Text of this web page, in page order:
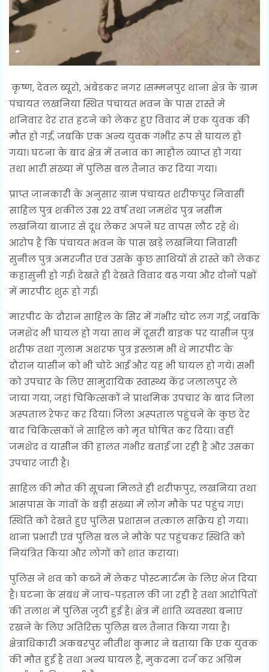
कृष्ण, देवल ब्यूरो, अंबेडकर नगर ।सम्मनपुर थाना क्षेत्र के ग्राम
पंचायत लखनिया स्थित पंचायत भवन के पास रास्ते मे
शनिवार देर रात हटने को लेकर हुए विवाद में एक युवक की
मौत हो गई, जबकि एक अन्य युवक गंभीर रूप से घायल हो
गया। घटना के बाद क्षेत्र में तनाव का माहौल व्याप्त हो गया
तथा भारी संख्या में पुलिस बल तैनात कर दिया गया।
प्राप्त जानकारी के अनुसार ग्राम पंचायत शरीफपुर निवासी
साहिल पुत्र शकील उम्र 22 वर्ष तथा जमशेद पुत्र नसीम
लखनिया बाजार से दूध लेकर अपने घर वापस लौट रहे थे।
आरोप है कि पंचायत भवन के पास खड़े लखनिया निवासी
सुनील पुत्र अमरजीत एवं उसके कुछ साथियों से रास्ते को लेकर
कहासुनी हो गई। देखते ही देखते विवाद बढ़ गया और दोनों पक्षों
में मारपीट शुरू हो गई।
मारपीट के दौरान साहिल के सिर में गंभीर चोट लग गई, जबकि
जमशेद भी घायल हो गया साथ में दूसरी बाइक पर यासीन पुत्र
शरीफ तथा गुलाम अशरफ पुत्र इस्लाम भी थे मारपीट के
दौरान यासीन को भी चोटे आई और यह भी घायल हो गये। सभी
को उपचार के लिए सामुदायिक स्वास्थ्य केंद्र जलालपुर ले
जाया गया, जहां चिकित्सकों ने प्राथमिक उपचार के बाद जिला
अस्पताल रेफर कर दिया। जिला अस्पताल पहुंचने के कुछ देर
बाद चिकित्सकों ने साहिल को मृत घोषित कर दिया। वहीं
जमशेद व यासीन की हालत गंभीर बताई जा रही है और उसका
उपचार जारी है।
साहिल की मौत की सूचना मिलते ही शरीफपुर, लखनिया तथा
आसपास के गांवों के बड़ी संख्या में लोग मौके पर पहुंच गए।
स्थिति को देखते हुए पुलिस प्रशासन तत्काल सक्रिय हो गया।
थाना प्रभारी एवं पुलिस बल ने मौके पर पहुंचकर स्थिति को
नियंत्रित किया और लोगों को शांत कराया।
पुलिस ने शव को कब्जे में लेकर पोस्टमार्टम के लिए भेज दिया
है। घटना के संबंध में जांच-पड़ताल की जा रही है तथा आरोपितों
की तलाश में पुलिस जुटी हुई है। क्षेत्र में शांति व्यवस्था बनाए
रखने के लिए अतिरिक्त पुलिस बल तैनात किया गया है।
क्षेत्राधिकारी अकबरपुर नीतीश कुमार ने बताया कि एक युवक
की मौत हुई है तथा अन्य घायल हैं, मुकदमा दर्ज कर अग्रिम